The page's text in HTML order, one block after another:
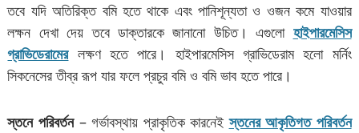
তবে যদি অতিরিক্ত বমি হতে থাকে এবং পানিশূন্যতা ও ওজন কমে যাওয়ার
লক্ষন দেখা দেয় তবে ডাক্তারকে জানানো উচিত। এগুলো হাইপারমেসিস
গ্রাভিডেরামেরলক্ষণ হতে পারে। হাইপারমেসিস গ্রাভিডেরাম হলো মর্নিং
সিকনেসের তীব্র রূপ যার ফলে প্রচুর বমি ও বমি ভাব হতে পারে।
স্তনে পরিবর্তন– গর্ভাবস্থায় প্রাকৃতিক কারনেইস্তনের আকৃতিগত পরিবর্তন